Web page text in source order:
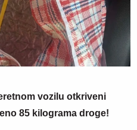
vozilu otkriveni
85 kilograma droge!